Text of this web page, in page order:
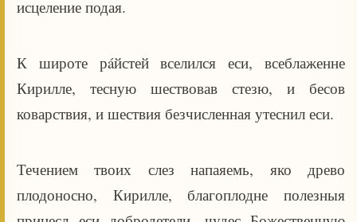
исцеление подая.
К широте рáйстей вселился еси, всеблаженне
Кирилле, тесную шествовав стезю, и бесов
коварствия, и шествия безчисленная утеснил еси.
Течением твоих слез напаяемь, яко древо
плодоносно, Кирилле, благоплодне полезныя